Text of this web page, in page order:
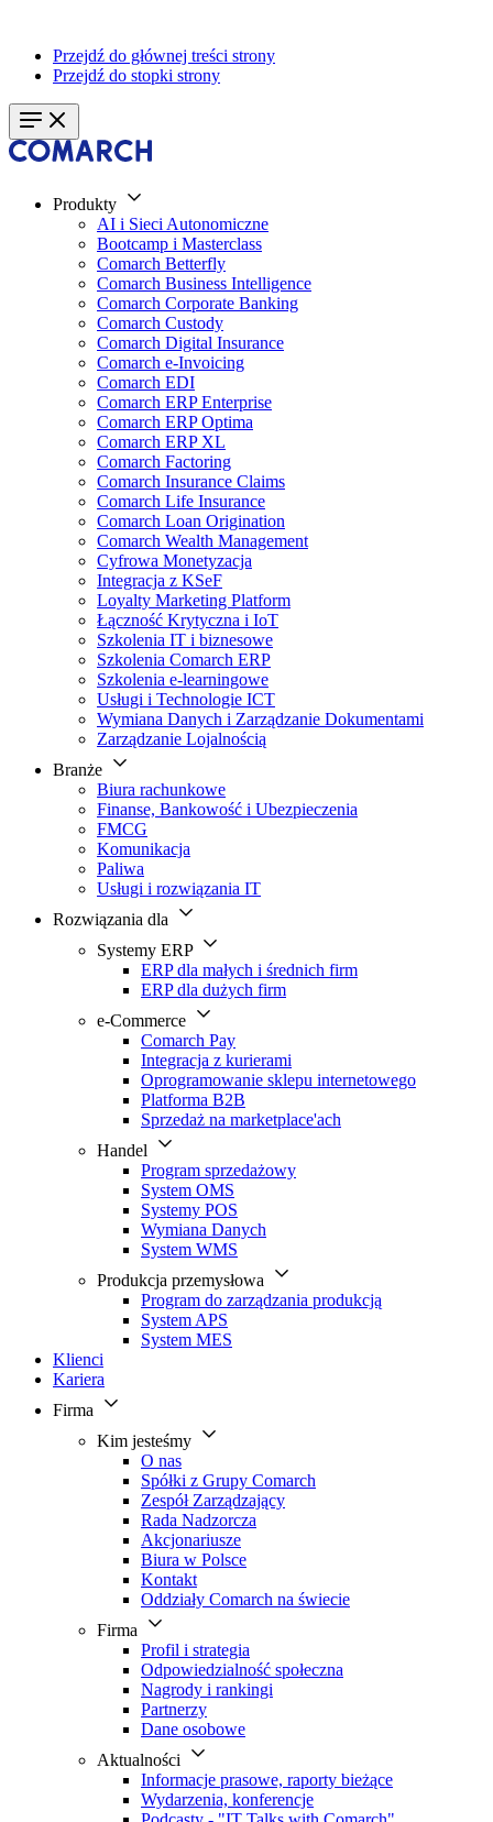
Przejdź do głównej treści strony
Przejdź do stopki strony
Produkty
AI i Sieci Autonomiczne
Bootcamp i Masterclass
Comarch Betterfly
Comarch Business Intelligence
Comarch Corporate Banking
Comarch Custody
Comarch Digital Insurance
Comarch e-Invoicing
Comarch EDI
Comarch ERP Enterprise
Comarch ERP Optima
Comarch ERP XL
Comarch Factoring
Comarch Insurance Claims
Comarch Life Insurance
Comarch Loan Origination
Comarch Wealth Management
Cyfrowa Monetyzacja
Integracja z KSeF
Loyalty Marketing Platform
Łączność Krytyczna i IoT
Szkolenia IT i biznesowe
Szkolenia Comarch ERP
Szkolenia e-learningowe
Usługi i Technologie ICT
Wymiana Danych i Zarządzanie Dokumentami
Zarządzanie Lojalnością
Branże
Biura rachunkowe
Finanse, Bankowość i Ubezpieczenia
FMCG
Komunikacja
Paliwa
Usługi i rozwiązania IT
Rozwiązania dla
Systemy ERP
ERP dla małych i średnich firm
ERP dla dużych firm
e-Commerce
Comarch Pay
Integracja z kurierami
Oprogramowanie sklepu internetowego
Platforma B2B
Sprzedaż na marketplace'ach
Handel
Program sprzedażowy
System OMS
Systemy POS
Wymiana Danych
System WMS
Produkcja przemysłowa
Program do zarządzania produkcją
System APS
System MES
Klienci
Kariera
Firma
Kim jesteśmy
O nas
Spółki z Grupy Comarch
Zespół Zarządzający
Rada Nadzorcza
Akcjonariusze
Biura w Polsce
Kontakt
Oddziały Comarch na świecie
Firma
Profil i strategia
Odpowiedzialność społeczna
Nagrody i rankingi
Partnerzy
Dane osobowe
Aktualności
Informacje prasowe, raporty bieżące
Wydarzenia, konferencje